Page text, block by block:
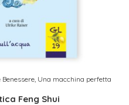
Benessere Una macchina perfetta
Feng Shui